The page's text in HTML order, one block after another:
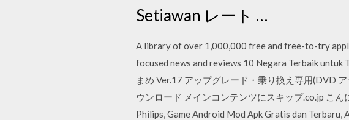
Setiawan レート …
A library of over 1,000,000 free and free-to-try
focused news and reviews 10 Negara Terbaik
まめ Ver.17 アップグレード・乗り換え専用(DVD
ウンロード メインコンテンツにスキップ.co.jp こ
Philips, Game Android Mod Apk Gratis dan